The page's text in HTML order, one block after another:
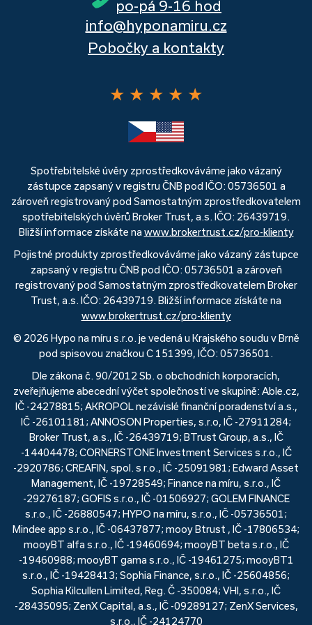
po-pá 9-16 hod
info@hyponamiru.cz
Pobočky a kontakty
★ ★ ★ ★ ★
Spotřebitelské úvěry zprostředkováváme jako vázaný
zástupce zapsaný v registru ČNB pod IČO: 05736501 a
zároveň registrovaný pod Samostatným zprostředkovatelem
spotřebitelských úvěrů Broker Trust, a.s. IČO: 26439719.
Bližší informace získáte na www.brokertrust.cz/pro-klienty
Pojistné produkty zprostředkováváme jako vázaný zástupce
zapsaný v registru ČNB pod IČO: 05736501 a zároveň
registrovaný pod Samostatným zprostředkovatelem Broker
Trust, a.s. IČO: 26439719. Bližší informace získáte na
www.brokertrust.cz/pro-klienty
© 2026 Hypo na míru s.r.o. je vedená u Krajského soudu v Brně
pod spisovou značkou C 151399, IČO: 05736501.
Dle zákona č. 90/2012 Sb. o obchodních korporacích,
zveřejňujeme abecední výčet společností ve skupině: Able.cz,
IČ -24278815; AKROPOL nezávislé finanční poradenství a.s.,
IČ -26101181; ANNOSON Properties, s.r.o, IČ -27911284;
Broker Trust, a.s., IČ -26439719; BTrust Group, a.s., IČ
-14404478; CORNERSTONE Investment Services s.r.o., IČ
-2920786; CREAFIN, spol. s r.o., IČ -25091981; Edward Asset
Management, IČ -19728549; Finance na míru, s.r.o., IČ
-29276187; GOFIS s.r.o., IČ -01506927; GOLEM FINANCE
s.r.o., IČ -26880547; HYPO na míru, s.r.o., IČ -05736501;
Mindee app s.r.o., IČ -06437877; mooy Btrust , IČ -17806534;
mooyBT alfa s.r.o., IČ -19460694; mooyBT beta s.r.o., IČ
-19460988; mooyBT gama s.r.o., IČ -19461275; mooyBT1
s.r.o., IČ -19428413; Sophia Finance, s.r.o., IČ -25604856;
Sophia Kilcullen Limited, Reg. Č -350084; VHI, s.r.o., IČ
-28435095; ZenX Capital, a.s., IČ -09289127; ZenX Services,
s.r.o., IČ -24124770